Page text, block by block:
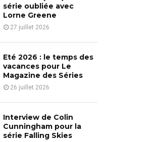
H
série oubliée avec
Lorne Greene
27 juillet 2026
Eté 2026 : le temps des
vacances pour Le
Magazine des Séries
26 juillet 2026
Interview de Colin
Cunningham pour la
série Falling Skies